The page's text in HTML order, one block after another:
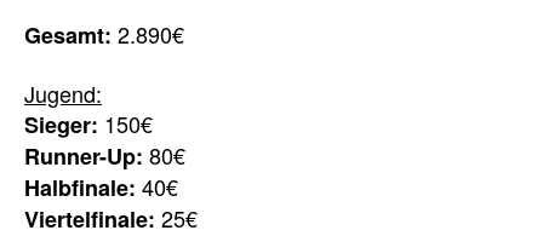
Gesamt: 2.890€
Jugend:
Sieger: 150€
Runner-Up: 80€
Halbfinale: 40€
Viertelfinale: 25€